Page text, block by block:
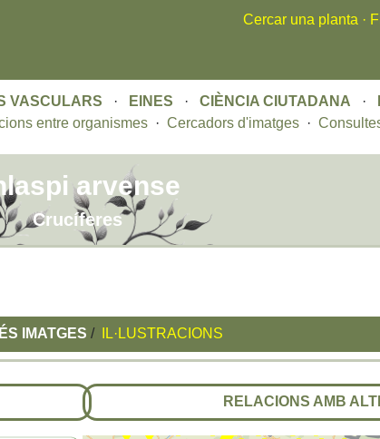
Cercar una planta ·
VASCULARS · EINES · CIÈNCIA CIUTADANA ·
entre organismes · Cercadors d'imatges ·
arvense
Crucíferes
IMATGES / IL·LUSTRACIONS
RELACIONS AMB